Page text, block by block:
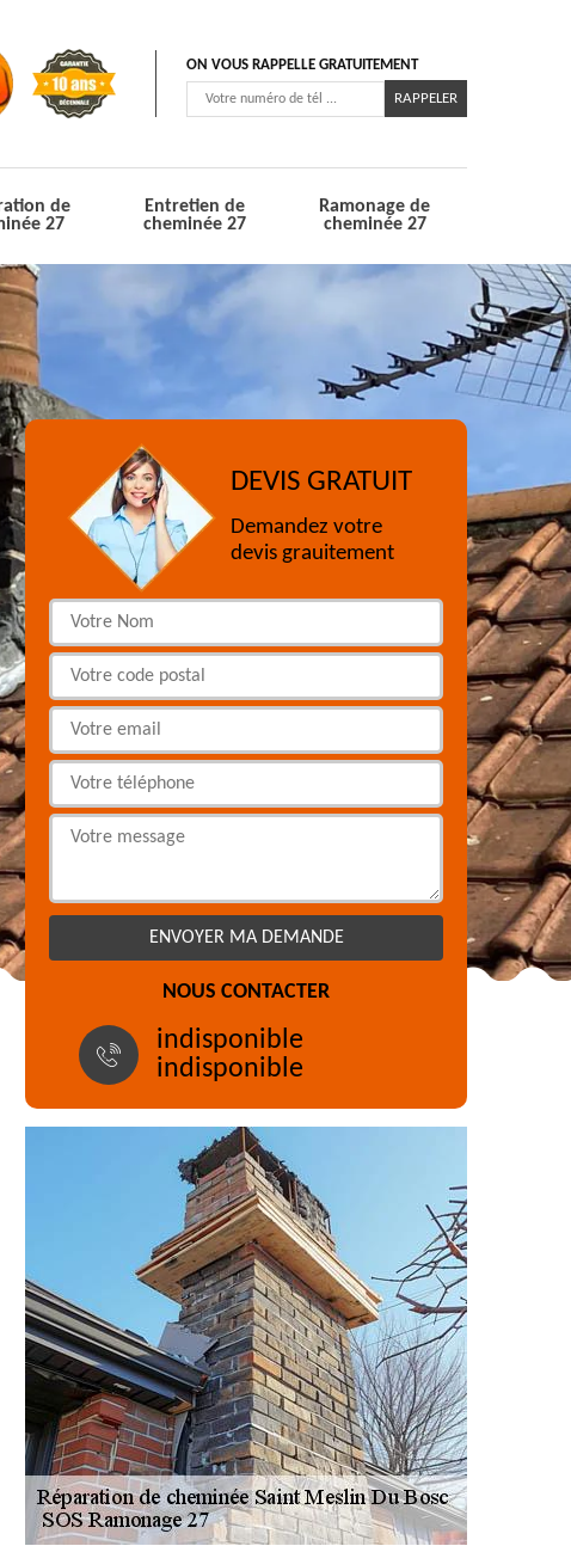
ON VOUS RAPPELLE GRATUITEMENT
de
27
Entretien de
cheminée 27
Ramonage de
cheminée 27
DEVIS GRATUIT
Demandez votre
devis grauitement
NOUS CONTACTER
indisponible
indisponible